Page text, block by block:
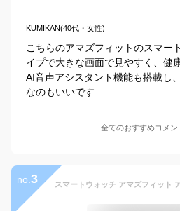
KUMIKAN(40代・女性)
こちらのアマズフィットのスマー
イプで大きな画面で見やすく、健
AI音声アシスタント機能も搭載し
なのもいいです
全てのおすすめコメン
no. 3